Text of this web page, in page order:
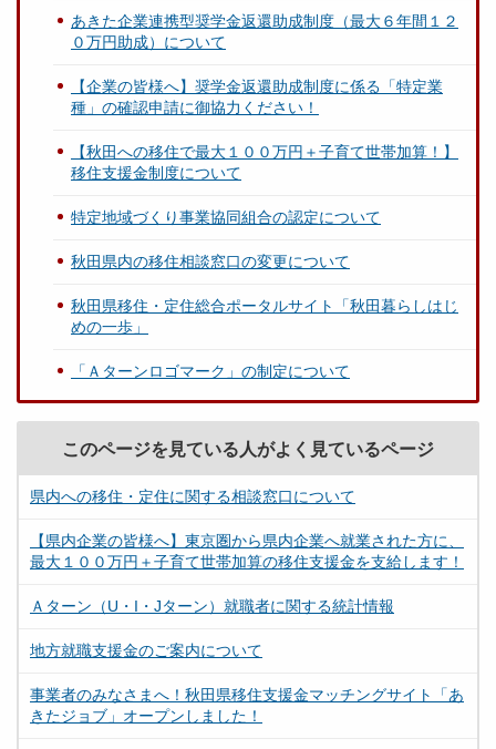
あきた企業連携型奨学金返還助成制度（最大６年間１２
０万円助成）について
【企業の皆様へ】奨学金返還助成制度に係る「特定業
種」の確認申請に御協力ください！
【秋田への移住で最大１００万円＋子育て世帯加算！】
移住支援金制度について
特定地域づくり事業協同組合の認定について
秋田県内の移住相談窓口の変更について
秋田県移住・定住総合ポータルサイト「秋田暮らしはじ
めの一歩」
「Ａターンロゴマーク」の制定について
このページを見ている人がよく見ているページ
県内への移住・定住に関する相談窓口について
【県内企業の皆様へ】東京圏から県内企業へ就業された方に、
最大１００万円＋子育て世帯加算の移住支援金を支給します！
Ａターン（U・I・Jターン）就職者に関する統計情報
地方就職支援金のご案内について
事業者のみなさまへ！秋田県移住支援金マッチングサイト「あ
きたジョブ」オープンしました！